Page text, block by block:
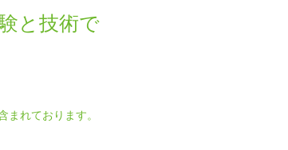
と技術で
れております。